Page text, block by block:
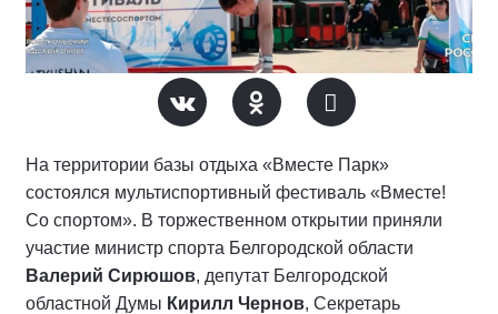
На территории базы отдыха «Вместе Парк»
состоялся мультиспортивный фестиваль «Вместе!
Со спортом». В торжественном открытии приняли
участие министр спорта Белгородской области
Валерий Сирюшов, депутат Белгородской
областной Думы Кирилл Чернов, Секретарь